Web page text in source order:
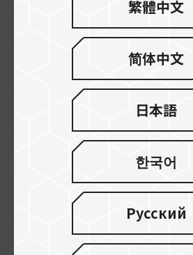
Oct / 2023
RECOMMENDED
MP44S M.2 PCIe 4.0 SSD
繁體中文
简体中文
日本語
한국어
Русский